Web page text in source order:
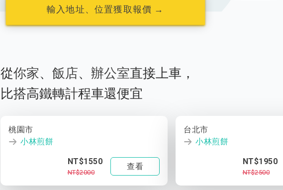
輸入地址、位置獲取報價 →
從你家、 飯店、 辦公室直接上車，
比搭高鐵轉計程車還便宜
桃園市
小林煎餅
NT$1550
NT$2000
查看
台北市
小林煎餅
NT$1950
NT$2500